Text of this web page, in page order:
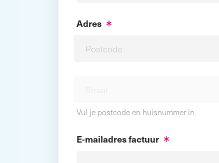
Adres
Vul je postcode en huisnummer in
E-mailadres factuur